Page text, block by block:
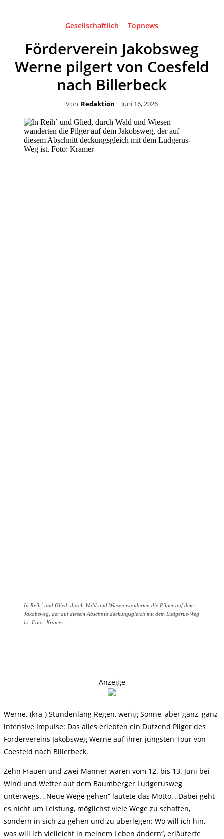
Gesellschaftlich Topnews
Förderverein Jakobsweg
Werne pilgert von Coesfeld
nach Billerbeck
Von Redaktion Juni 16, 2026
In Reih´ und Glied, durch Wald und Wiesen wanderten die Pilger auf dem
Jakobsweg, der auf diesem Abschnitt deckungsgleich mit dem Ludgerus-Weg
ist. Foto: Kramer
Anzeige
Werne. (kra-) Stundenlang Regen, wenig Sonne, aber ganz, ganz
intensive Impulse: Das alles erlebten ein Dutzend Pilger des
Fördervereins Jakobsweg Werne auf ihrer jüngsten Tour von
Coesfeld nach Billerbeck.
Zehn Frauen und zwei Männer waren vom 12. bis 13. Juni bei
Wind und Wetter auf dem Baumberger Ludgerusweg
unterwegs. „Neue Wege gehen“ lautete das Motto. „Dabei geht
es nicht um Leistung, möglichst viele Wege zu schaffen,
sondern in sich zu gehen und zu überlegen: Wo will ich hin,
was will ich vielleicht in meinem Leben ändern“, erläuterte